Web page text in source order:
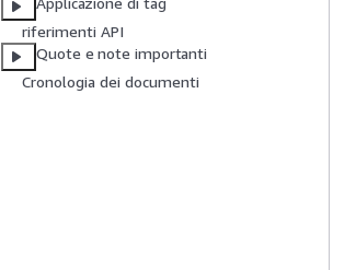
riferimenti API
Quote e note importanti
Cronologia dei documenti